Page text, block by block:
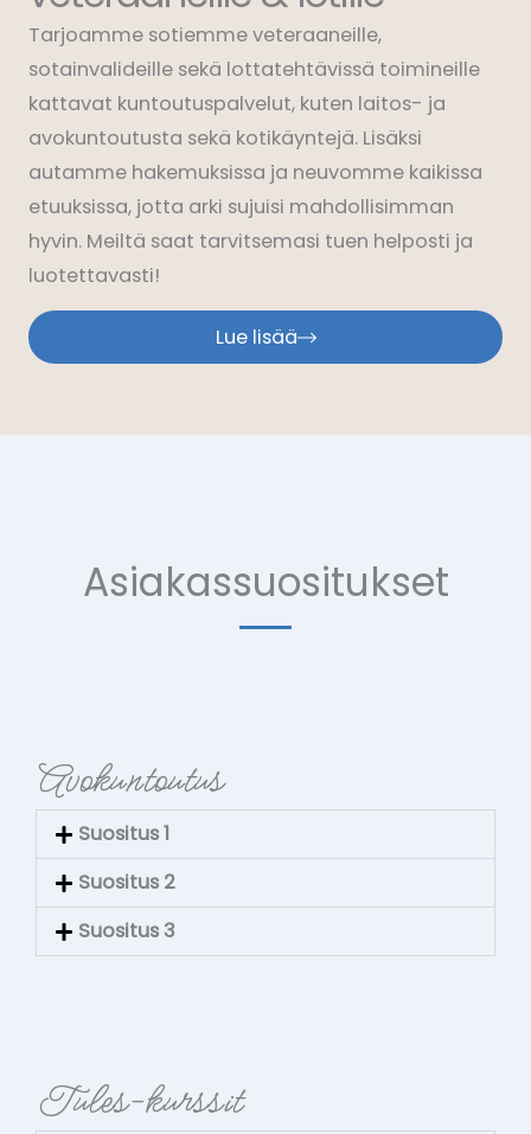
Tarjoamme sotiemme veteraaneille,
sotainvalideille sekä lottatehtävissä toimineille
kattavat kuntoutuspalvelut, kuten laitos- ja
avokuntoutusta sekä kotikäyntejä. Lisäksi
autamme hakemuksissa ja neuvomme kaikissa
etuuksissa, jotta arki sujuisi mahdollisimman
hyvin. Meiltä saat tarvitsemasi tuen helposti ja
luotettavasti!
Lue lisää
Asiakassuositukset
Avokuntoutus
Suositus 1
Suositus 2
Suositus 3
Tules-kurssit